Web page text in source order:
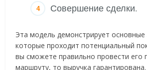
Совершение сделки.
Эта модель демонстрирует основные
которые проходит потенциальный
вы сможете правильно провести его
маршруту, то выручка гарантирована.